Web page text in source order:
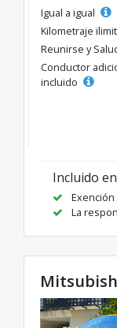
Igual a igual
Kilometraje
Reunirse y
Conductor
incluido
Incluido
La